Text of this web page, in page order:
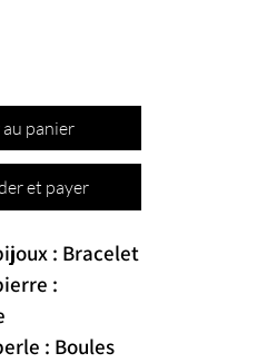
panier
et payer
: Bracelet
:
: Boules